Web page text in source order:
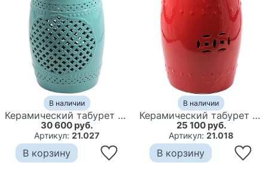
В наличии
Керамический табурет Quatrefoil Garden Stool - Turquoise
30 600 руб.
Артикул:21.027
В корзину
В наличии
Керамический табурет Prosperity Color Red
25 100 руб.
Артикул:21.018
В корзину